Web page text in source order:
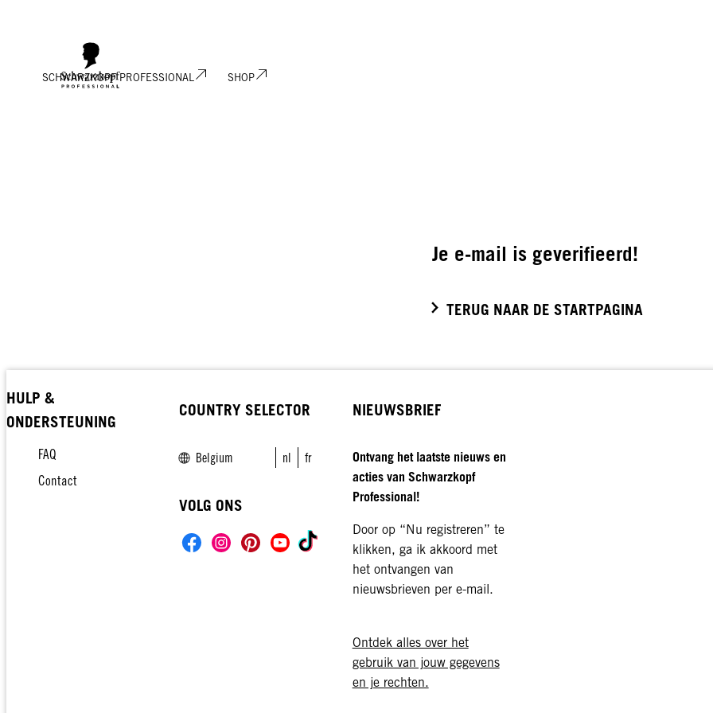
SCHWARZKOPF PROFESSIONAL SHOP
Je e-mail is geverifieerd!
TERUG NAAR DE STARTPAGINA
HULP &
ONDERSTEUNING
FAQ
Contact
COUNTRY SELECTOR
Belgium nl fr
VOLG ONS
NIEUWSBRIEF
Ontvang het laatste nieuws en
acties van Schwarzkopf
Professional!
Door op “Nu registreren” te
klikken, ga ik akkoord met
het ontvangen van
nieuwsbrieven per e-mail.
Ontdek alles over het
gebruik van jouw gegevens
en je rechten.